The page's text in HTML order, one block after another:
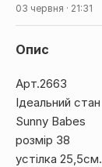
03 червня · 21:31
Опис
Арт.2663
Ідеальний стан
Sunny Babes
розмір 38
устілка 25,5см.